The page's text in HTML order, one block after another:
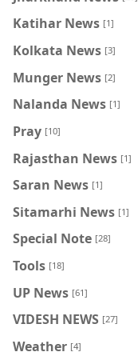
Katihar News [1]
Kolkata News [3]
Munger News [2]
Nalanda News [1]
Pray [10]
Rajasthan News [1]
Saran News [1]
Sitamarhi News [1]
Special Note [28]
Tools [18]
UP News [61]
VIDESH NEWS [27]
Weather [4]